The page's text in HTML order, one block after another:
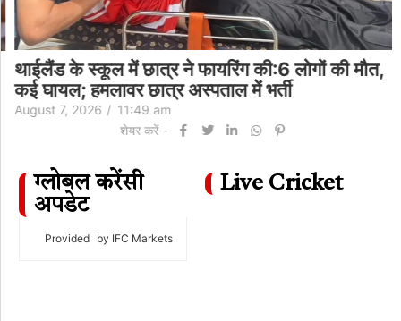
थाईलैंड के स्कूल में छात्र ने फायरिंग की:6 लोगों की मौत,
कई घायल; हमलावर छात्र अस्पताल में भर्ती
August 7, 2026
11:49 am
शेयर करें -
ग्लोबल करेंसी
अपडेट
Provided by IFC Markets
Live Cricket